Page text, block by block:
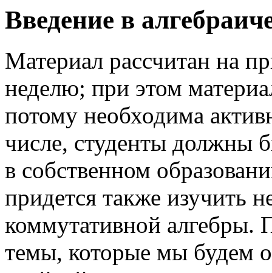
Введение в
Материал рассчитан на
неделю; при этом
потому необходима
числе, студенты должны
в собственном
придется также изучить
коммутативной алгебры.
темы, которые мы будем